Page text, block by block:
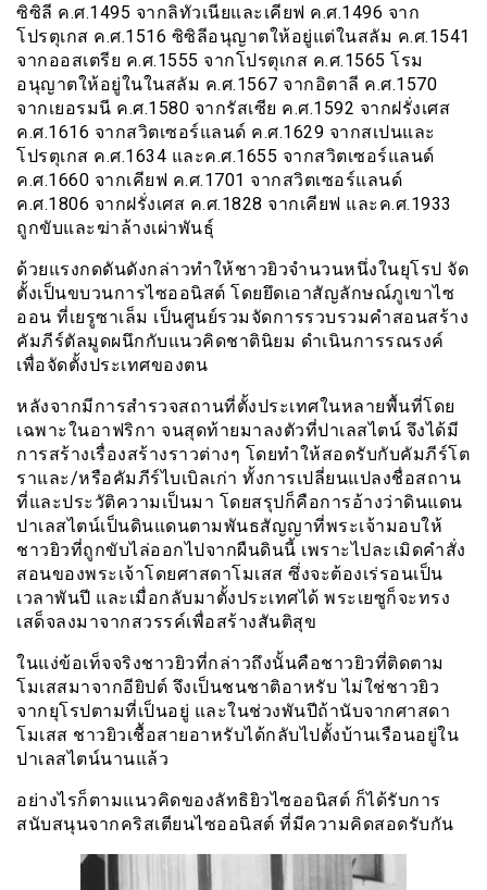
ซิซิลี ค.ศ.1495 จากลิทัวเนียและเคียฟ ค.ศ.1496 จาก
โปรตุเกส ค.ศ.1516 ซิซิลีอนุญาตให้อยู่แต่ในสลัม ค.ศ.1541
จากออสเตรีย ค.ศ.1555 จากโปรตุเกส ค.ศ.1565 โรม
อนุญาตให้อยู่ในในสลัม ค.ศ.1567 จากอิตาลี ค.ศ.1570
จากเยอรมนี ค.ศ.1580 จากรัสเซีย ค.ศ.1592 จากฝรั่งเศส
ค.ศ.1616 จากสวิตเซอร์แลนด์ ค.ศ.1629 จากสเปนและ
โปรตุเกส ค.ศ.1634 และค.ศ.1655 จากสวิตเซอร์แลนด์
ค.ศ.1660 จากเคียฟ ค.ศ.1701 จากสวิตเซอร์แลนด์
ค.ศ.1806 จากฝรั่งเศส ค.ศ.1828 จากเคียฟ และค.ศ.1933
ถูกขับและฆ่าล้างเผ่าพันธุ์
ด้วยแรงกดดันดังกล่าวทำให้ชาวยิวจำนวนหนึ่งในยุโรป จัด
ตั้งเป็นขบวนการไซออนิสต์ โดยยึดเอาสัญลักษณ์ภูเขาไซ
ออน ที่เยรูซาเล็ม เป็นศูนย์รวมจัดการรวบรวมคำสอนสร้าง
คัมภีร์ตัลมูดผนึกกับแนวคิดชาตินิยม ดำเนินการรณรงค์
เพื่อจัดตั้งประเทศของตน
หลังจากมีการสำรวจสถานที่ตั้งประเทศในหลายพื้นที่โดย
เฉพาะในอาฟริกา จนสุดท้ายมาลงตัวที่ปาเลสไตน์ จึงได้มี
การสร้างเรื่องสร้างราวต่างๆ โดยทำให้สอดรับกับคัมภีร์โต
ราและ/หรือคัมภีร์ไบเบิลเก่า ทั้งการเปลี่ยนแปลงชื่อสถาน
ที่และประวัติความเป็นมา โดยสรุปก็คือการอ้างว่าดินแดน
ปาเลสไตน์เป็นดินแดนตามพันธสัญญาที่พระเจ้ามอบให้
ชาวยิวที่ถูกขับไล่ออกไปจากผืนดินนี้ เพราะไปละเมิดคำสั่ง
สอนของพระเจ้าโดยศาสดาโมเสส ซึ่งจะต้องเร่รอนเป็น
เวลาพันปี และเมื่อกลับมาตั้งประเทศได้ พระเยซูก็จะทรง
เสด็จลงมาจากสวรรค์เพื่อสร้างสันติสุข
ในแง่ข้อเท็จจริงชาวยิวที่กล่าวถึงนั้นคือชาวยิวที่ติดตาม
โมเสสมาจากอียิปต์ จึงเป็นชนชาติอาหรับ ไม่ใช่ชาวยิว
จากยุโรปตามที่เป็นอยู่ และในช่วงพันปีถ้านับจากศาสดา
โมเสส ชาวยิวเชื้อสายอาหรับได้กลับไปตั้งบ้านเรือนอยู่ใน
ปาเลสไตน์นานแล้ว
อย่างไรก็ตามแนวคิดของลัทธิยิวไซออนิสต์ ก็ได้รับการ
สนับสนุนจากคริสเตียนไซออนิสต์ ที่มีความคิดสอดรับกัน